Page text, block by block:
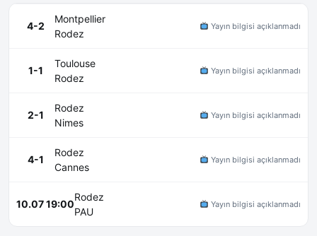
4-2
Montpellier
Rodez
Yayın bilgisi açıklanmadı
1-1
Toulouse
Rodez
Yayın bilgisi açıklanmadı
2-1
Rodez
Nimes
Yayın bilgisi açıklanmadı
4-1
Rodez
Cannes
Yayın bilgisi açıklanmadı
10.07 19:00
Rodez
PAU
Yayın bilgisi açıklanmadı